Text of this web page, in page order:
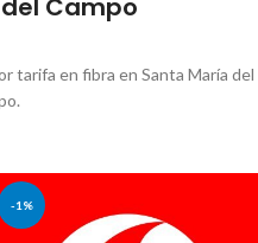
Campo
tarifa en fibra en Santa María del
-1%